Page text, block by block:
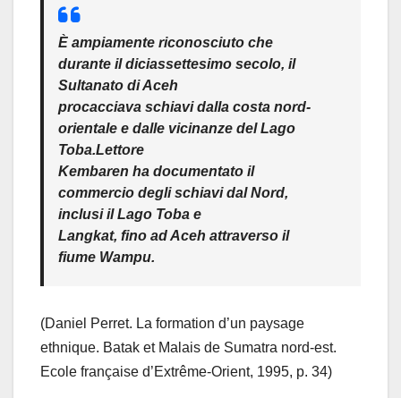
È ampiamente riconosciuto che
durante il diciassettesimo secolo, il
Sultanato di Aceh
procacciava schiavi dalla costa nord-
orientale e dalle vicinanze del Lago
Toba.Lettore
Kembaren ha documentato il
commercio degli schiavi dal Nord,
inclusi il Lago Toba e
Langkat, fino ad Aceh attraverso il
fiume Wampu.
(Daniel Perret. La formation d’un paysage
ethnique. Batak et Malais de Sumatra nord-est.
Ecole française d’Extrême-Orient, 1995, p. 34)